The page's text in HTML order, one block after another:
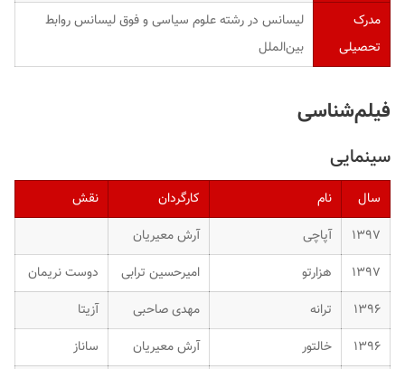
مدرک
تحصیلی
لیسانس در رشته علوم سیاسی و فوق لیسانس روابط
بین‌الملل
فیلم‌شناسی
سینمایی
سال نام کارگردان
نقش
۱۳۹۷
آپاچی
آرش معیریان
۱۳۹۷
هزارتو امیرحسین ترابی
دوست نریمان
۱۳۹۶
ترانه مهدی صاحبی
آزیتا
۱۳۹۶
خالتور آرش معیریان
ساناز